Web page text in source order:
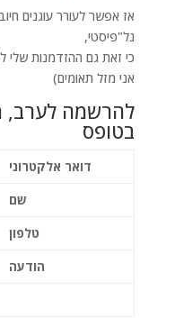
אז אפשר לעורר עוגנים
נל"פיסטי,
אני מזל תאומים)
להרשמה לערב,
בטופס
דואר אלקטרוני
שם
טלפון
הודעה